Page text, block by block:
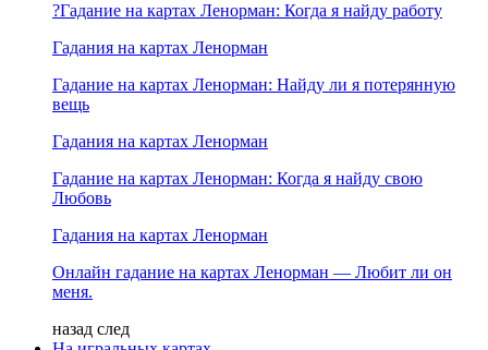
?Гадание на картах Ленорман: Когда я найду работу
Гадания на картах Ленорман
Гадание на картах Ленорман: Найду ли я потерянную
вещь
Гадания на картах Ленорман
Гадание на картах Ленорман: Когда я найду свою
Любовь
Гадания на картах Ленорман
Онлайн гадание на картах Ленорман — Любит ли он
меня.
назад след